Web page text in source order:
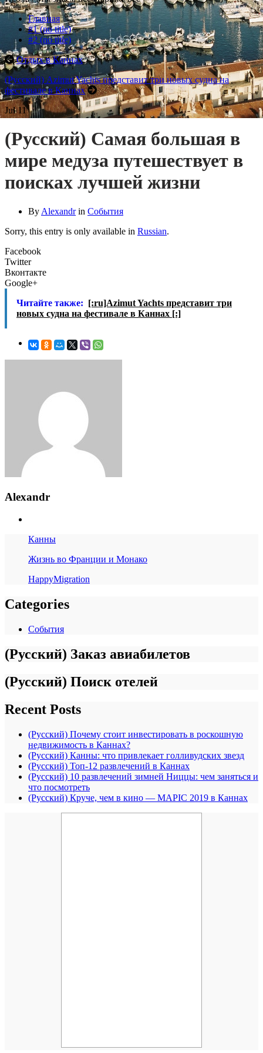
Главная
#1 (no title)
#2 (no title)
Отдых в Каннах
(Русский) Azimut Yachts представит три новых судна на
фестивале в Каннах
Jul 11
(Русский) Самая большая в
мире медуза путешествует в
поисках лучшей жизни
By Alexandrin События
Sorry, this entry is only available in Russian.
Facebook
Twitter
Вконтакте
Google+
Читайте также: [:ru]Azimut Yachts представит три
новых судна на фестивале в Каннах [:]
Alexandr
Канны
Жизнь во Франции и Монако
HappyMigration
Categories
События
(Русский) Заказ авиабилетов
(Русский) Поиск отелей
Recent Posts
(Русский) Почему стоит инвестировать в роскошную
недвижимость в Каннах?
(Русский) Канны: что привлекает голливудских звезд
(Русский) Топ-12 развлечений в Каннах
(Русский) 10 развлечений зимней Ниццы: чем заняться и
что посмотреть
(Русский) Круче, чем в кино — MAPIC 2019 в Каннах